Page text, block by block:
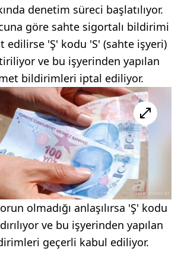
denetim süreci başlatılıyor.
göre sahte sigortalı bildirimi
edilirse 'Ş' kodu 'S' (sahte işyeri)
ve bu işyerinden yapılan
bildirimleri iptal ediliyor.
olmadığı anlaşılırsa 'Ş' kodu
ve bu işyerinden yapılan
geçerli kabul ediliyor.